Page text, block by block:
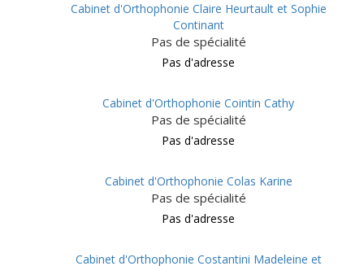
Cabinet d'Orthophonie Claire Heurtault et Sophie
Continant
Pas de spécialité
Pas d'adresse
Cabinet d'Orthophonie Cointin Cathy
Pas de spécialité
Pas d'adresse
Cabinet d'Orthophonie Colas Karine
Pas de spécialité
Pas d'adresse
Cabinet d'Orthophonie Costantini Madeleine et